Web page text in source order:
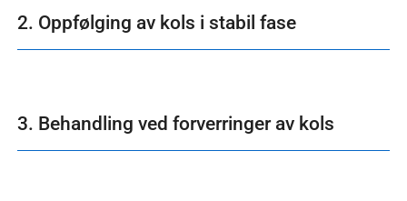
2. Oppfølging av kols i stabil fase
3. Behandling ved forverringer av kols